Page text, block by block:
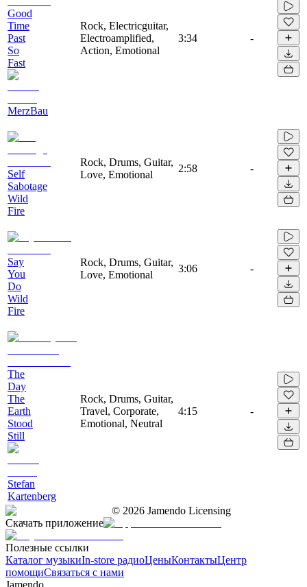
Good
Time
Past
So
Fast
MerzBau
Rock, Electricguitar,
Electroamplified,
Action, Emotional
3:34 -
Self
Sabotage
Wild
Fire
Rock, Drums, Guitar,
Love, Emotional
2:58 -
Say
You
Do
Wild
Fire
Rock, Drums, Guitar,
Love, Emotional
3:06 -
The
Day
The
Earth
Stood
Still
Stefan
Kartenberg
Rock, Drums, Guitar,
Travel, Corporate,
Emotional, Neutral
4:15 -
© 2026 Jamendo Licensing
Скачать приложение
Полезные ссылки
Каталог музыкиIn-store радиоЦеныКонтактыЦентр
помощиСвязаться с нами
Jamendo